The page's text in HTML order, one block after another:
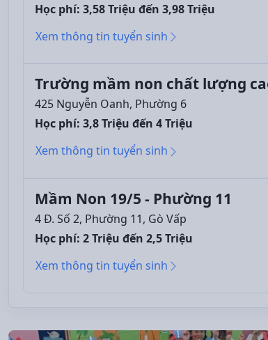
Học phí: 3,58 Triệu đến 3,98 Triệu
Xem thông tin tuyển sinh
Trường mầm non chất lượng
425 Nguyễn Oanh, Phường 6
Học phí: 3,8 Triệu đến 4 Triệu
Xem thông tin tuyển sinh
Mầm Non 19/5 - Phường 11
4 Đ. Số 2, Phường 11, Gò Vấp
Học phí: 2 Triệu đến 2,5 Triệu
Xem thông tin tuyển sinh